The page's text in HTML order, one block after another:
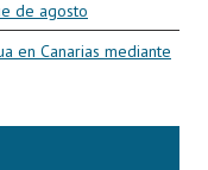
de agosto
en Canarias mediante